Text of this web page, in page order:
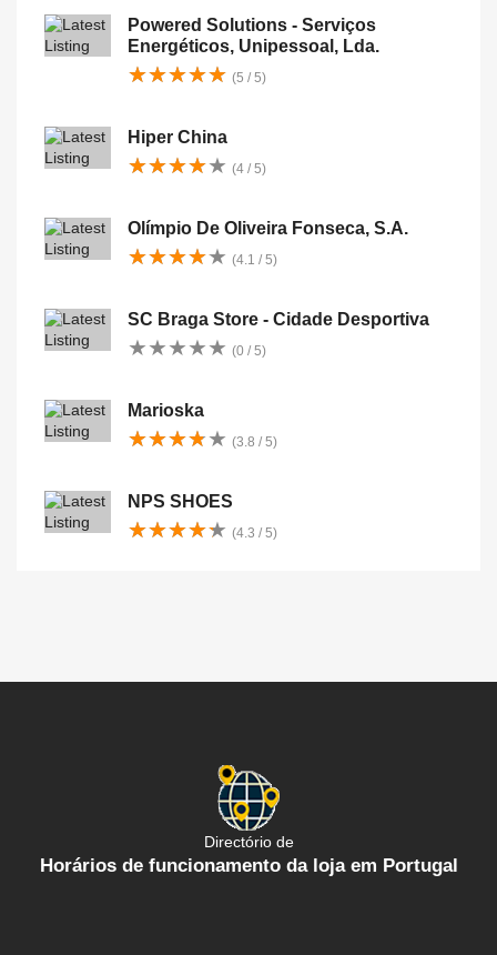
Powered Solutions - Serviços
Energéticos, Unipessoal, Lda.
★★★★★
★★★★★ (5 / 5)
Hiper China
★★★★★
★★★★★ (4 / 5)
Olímpio De Oliveira Fonseca, S.A.
★★★★★
★★★★★ (4.1 / 5)
SC Braga Store - Cidade Desportiva
★★★★★
★★★★★ (0 / 5)
Marioska
★★★★★
★★★★★ (3.8 / 5)
NPS SHOES
★★★★★
★★★★★ (4.3 / 5)
Directório de
Horários de funcionamento da loja em Portugal